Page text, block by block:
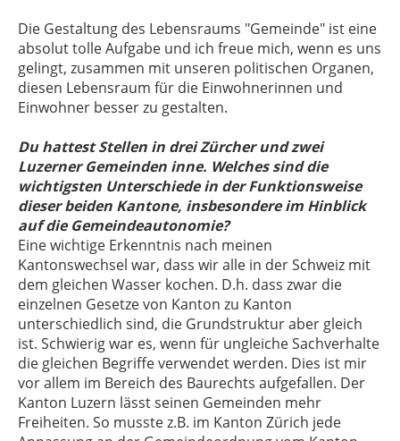
Die Gestaltung des Lebensraums "Gemeinde" ist eine
absolut tolle Aufgabe und ich freue mich, wenn es uns
gelingt, zusammen mit unseren politischen Organen,
diesen Lebensraum für die Einwohnerinnen und
Einwohner besser zu gestalten.
Du hattest Stellen in drei Zürcher und zwei
Luzerner Gemeinden inne. Welches sind die
wichtigsten Unterschiede in der Funktionsweise
dieser beiden Kantone, insbesondere im Hinblick
auf die Gemeindeautonomie?
Eine wichtige Erkenntnis nach meinen
Kantonswechsel war, dass wir alle in der Schweiz mit
dem gleichen Wasser kochen. D.h. dass zwar die
einzelnen Gesetze von Kanton zu Kanton
unterschiedlich sind, die Grundstruktur aber gleich
ist. Schwierig war es, wenn für ungleiche Sachverhalte
die gleichen Begriffe verwendet werden. Dies ist mir
vor allem im Bereich des Baurechts aufgefallen. Der
Kanton Luzern lässt seinen Gemeinden mehr
Freiheiten. So musste z.B. im Kanton Zürich jede